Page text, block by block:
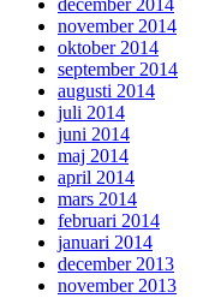
december 2014
november 2014
oktober 2014
september 2014
augusti 2014
juli 2014
juni 2014
maj 2014
april 2014
mars 2014
februari 2014
januari 2014
december 2013
november 2013